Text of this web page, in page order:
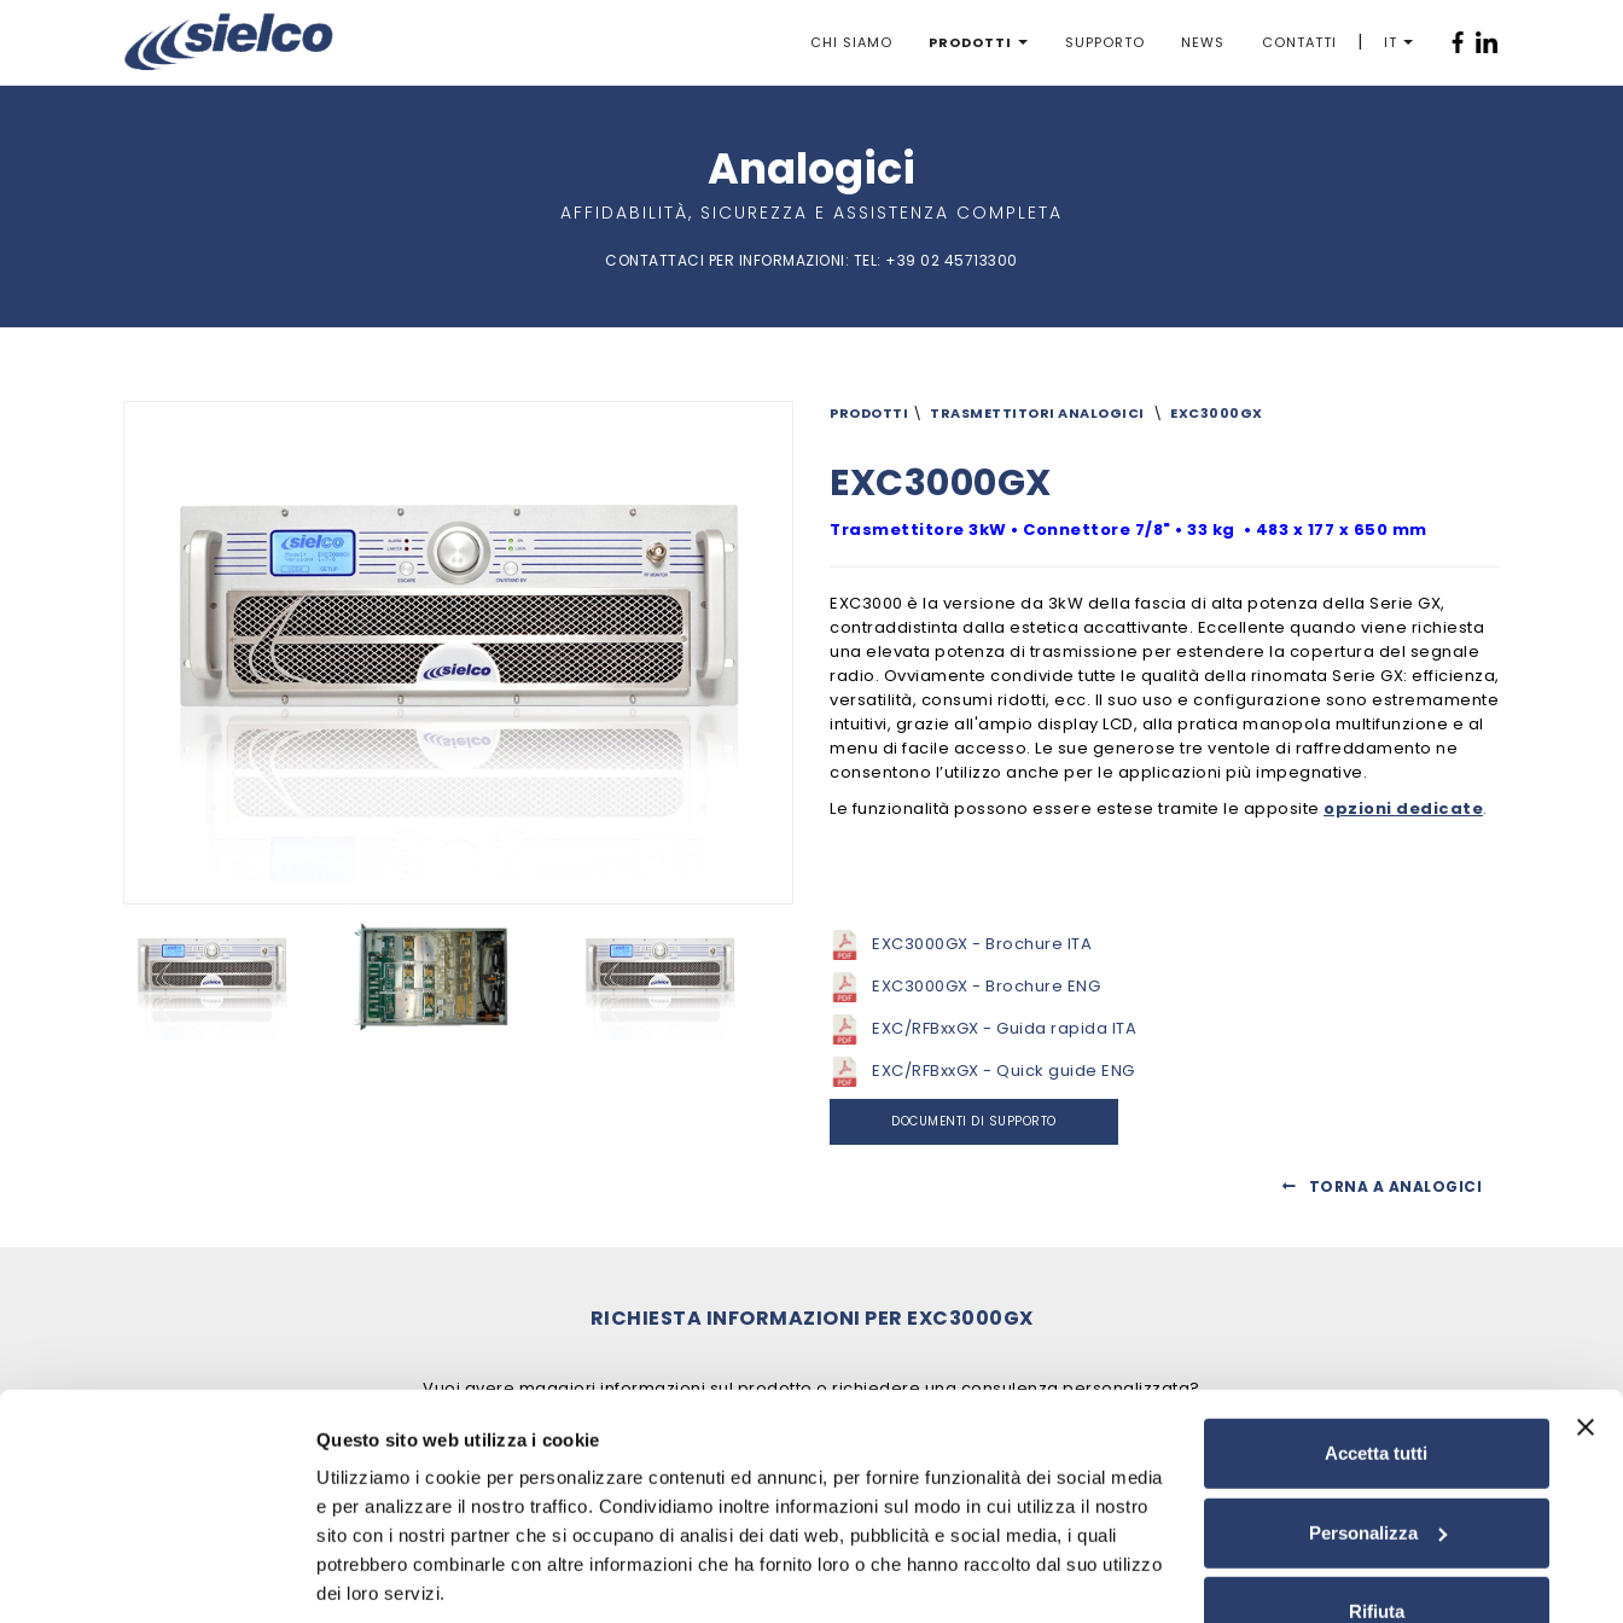
Questo sito web utilizza i cookie
Utilizziamo i cookie per personalizzare contenuti ed annunci, per fornire funzionalità dei social media
e per analizzare il nostro traffico. Condividiamo inoltre informazioni sul modo in cui utilizza il nostro
sito con i nostri partner che si occupano di analisi dei dati web, pubblicità e social media, i quali
potrebbero combinarle con altre informazioni che ha fornito loro o che hanno raccolto dal suo utilizzo
dei loro servizi.
Accetta tutti
Personalizza
Rifiuta
CHI SIAMO PRODOTTI SUPPORTO NEWS CONTATTI | IT
Analogici
AFFIDABILITÀ, SICUREZZA E ASSISTENZA COMPLETA
CONTATTACI PER INFORMAZIONI: TEL: +39 02 45713300
PRODOTTI \ TRASMETTITORI ANALOGICI \ EXC3000GX
EXC3000GX
Trasmettitore 3kW • Connettore 7/8" • 33 kg • 483 x 177 x 650 mm
EXC3000 è la versione da 3kW della fascia di alta potenza della Serie GX,
contraddistinta dalla estetica accattivante. Eccellente quando viene richiesta
una elevata potenza di trasmissione per estendere la copertura del segnale
radio. Ovviamente condivide tutte le qualità della rinomata Serie GX: efficienza,
versatilità, consumi ridotti, ecc. Il suo uso e configurazione sono estremamente
intuitivi, grazie all'ampio display LCD, alla pratica manopola multifunzione e al
menu di facile accesso. Le sue generose tre ventole di raffreddamento ne
consentono l’utilizzo anche per le applicazioni più impegnative.
Le funzionalità possono essere estese tramite le apposite opzioni dedicate.
EXC3000GX - Brochure ITA
EXC3000GX - Brochure ENG
EXC/RFBxxGX - Guida rapida ITA
EXC/RFBxxGX - Quick guide ENG
DOCUMENTI DI SUPPORTO
TORNA A ANALOGICI
RICHIESTA INFORMAZIONI PER EXC3000GX
Vuoi avere maggiori informazioni sul prodotto o richiedere una consulenza personalizzata?